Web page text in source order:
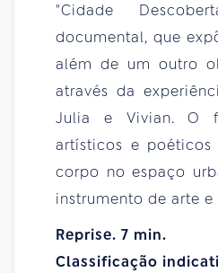
"Cidade
documental, que
além de um outro
através da
Julia e Vivian. O
artísticos e
corpo no espaço
instrumento de arte e
Reprise. 7 min.
Classificação